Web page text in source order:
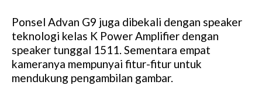
Ponsel Advan G9 juga dibekali dengan speaker
teknologi kelas K Power Amplifier dengan
speaker tunggal 1511. Sementara empat
kameranya mempunyai fitur-fitur untuk
mendukung pengambilan gambar.